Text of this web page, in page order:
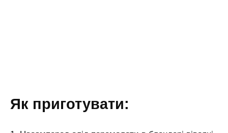
Як приготувати: